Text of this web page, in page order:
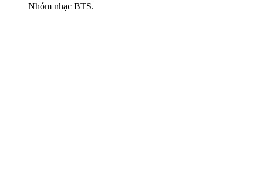
Nhóm nhạc BTS.